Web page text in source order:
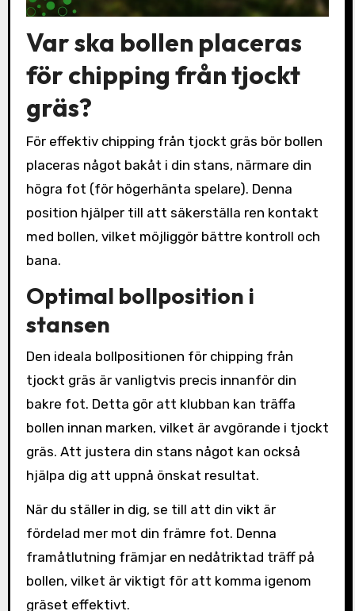
Var ska bollen placeras
för chipping från tjockt
gräs?
För effektiv chipping från tjockt gräs bör bollen
placeras något bakåt i din stans, närmare din
högra fot (för högerhänta spelare). Denna
position hjälper till att säkerställa ren kontakt
med bollen, vilket möjliggör bättre kontroll och
bana.
Optimal bollposition i
stansen
Den ideala bollpositionen för chipping från
tjockt gräs är vanligtvis precis innanför din
bakre fot. Detta gör att klubban kan träffa
bollen innan marken, vilket är avgörande i tjockt
gräs. Att justera din stans något kan också
hjälpa dig att uppnå önskat resultat.
När du ställer in dig, se till att din vikt är
fördelad mer mot din främre fot. Denna
framåtlutning främjar en nedåtriktad träff på
bollen, vilket är viktigt för att komma igenom
gräset effektivt.